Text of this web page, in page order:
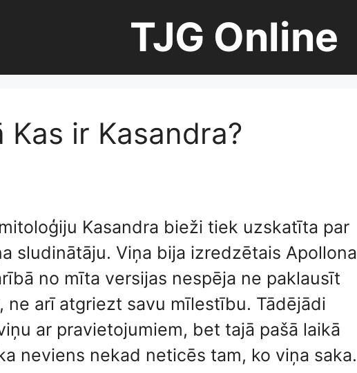
TJG Online
Kas ir Kasandra?
Kasandra bieži tiek uzskatīta par
sludinātāju. Viņa bija izredzētais Apollona
no mīta versijas nespēja ne paklausīt
ne arī atgriezt savu mīlestību. Tādējādi
ar pravietojumiem, bet tajā pašā laikā
neviens nekad neticēs tam, ko viņa saka.